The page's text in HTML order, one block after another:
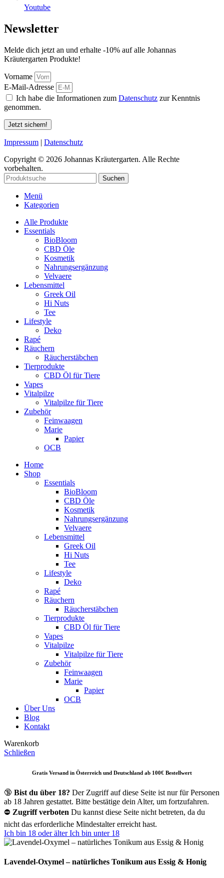
Youtube
Newsletter
Melde dich jetzt an und erhalte -10% auf alle Johannas
Kräutergarten Produkte!
Vorname
E-Mail-Adresse
Ich habe die Informationen zum Datenschutz zur Kenntnis
genommen.
Jetzt sichern!
Impressum | Datenschutz
Copyright © 2026 Johannas Kräutergarten. Alle Rechte
vorbehalten.
Suchen
Menü
Kategorien
Alle Produkte
Essentials
BioBloom
CBD Öle
Kosmetik
Nahrungsergänzung
Velvaere
Lebensmittel
Greek Oil
Hi Nuts
Tee
Lifestyle
Deko
Rapé
Räuchern
Räucherstäbchen
Tierprodukte
CBD Öl für Tiere
Vapes
Vitalpilze
Vitalpilze für Tiere
Zubehör
Feinwaagen
Marie
Papier
OCB
Home
Shop
Essentials
BioBloom
CBD Öle
Kosmetik
Nahrungsergänzung
Velvaere
Lebensmittel
Greek Oil
Hi Nuts
Tee
Lifestyle
Deko
Rapé
Räuchern
Räucherstäbchen
Tierprodukte
CBD Öl für Tiere
Vapes
Vitalpilze
Vitalpilze für Tiere
Zubehör
Feinwaagen
Marie
Papier
OCB
Über Uns
Blog
Kontakt
Warenkorb
Schließen
Gratis Versand in Österreich und Deutschland ab 100€ Bestellwert
🔞 Bist du über 18? Der Zugriff auf diese Seite ist nur für Personen
ab 18 Jahren gestattet. Bitte bestätige dein Alter, um fortzufahren.
⛔ Zugriff verboten Du kannst diese Seite nicht betreten, da du
nicht das erforderliche Mindestalter erreicht hast.
Ich bin 18 oder älterIch bin unter 18
Lavendel-Oxymel – natürliches Tonikum aus Essig & Honig